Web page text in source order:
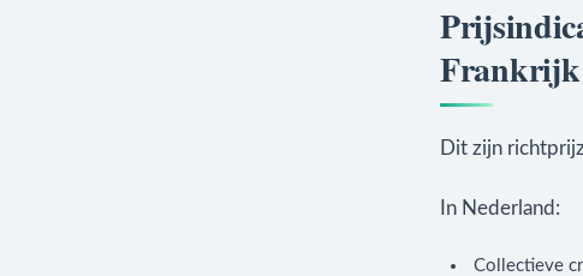
Frankrijk
Dit zijn
In Nederland:
Collectieve